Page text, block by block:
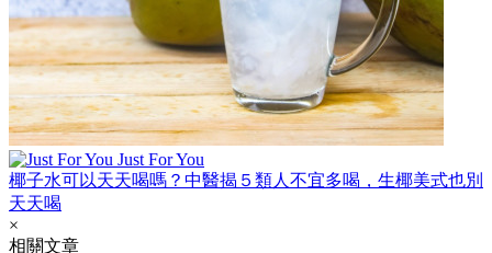
Just For You
椰子水可以天天喝嗎？中醫揭５類人不宜多喝，生椰美式也別
天天喝
×
相關文章